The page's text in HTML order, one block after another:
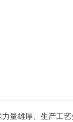
量雄厚、生产工艺